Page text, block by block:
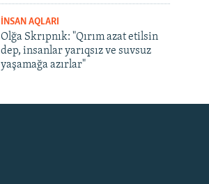
İNSAN AQLARI
Olğa Skrıpnık: "Qırım azat etilsin
dep, insanlar yarıqsız ve suvsuz
yaşamağa azırlar"